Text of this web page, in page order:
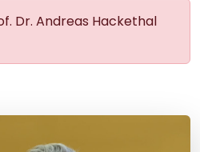
Dr. Andreas Hackethal